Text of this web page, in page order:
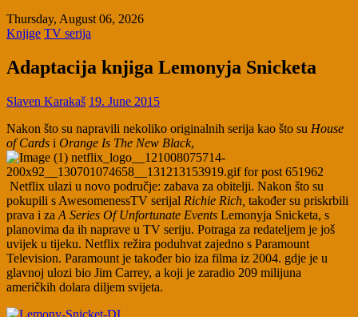
Thursday, August 06, 2026
Knjige TV serija
Adaptacija knjiga Lemonyja Snicketa
Slaven Karakaš 19. June 2015
Nakon što su napravili nekoliko originalnih serija kao što su House
of Cards i Orange Is The New Black,
Netflix ulazi u novo područje: zabava za obitelji. Nakon što su
pokupili s AwesomenessTV serijal Richie Rich, također su priskrbili
prava i za A Series Of Unfortunate Events Lemonyja Snicketa, s
planovima da ih naprave u TV seriju. Potraga za redateljem je još
uvijek u tijeku. Netflix režira poduhvat zajedno s Paramount
Television. Paramount je također bio iza filma iz 2004. gdje je u
glavnoj ulozi bio Jim Carrey, a koji je zaradio 209 milijuna
američkih dolara diljem svijeta.